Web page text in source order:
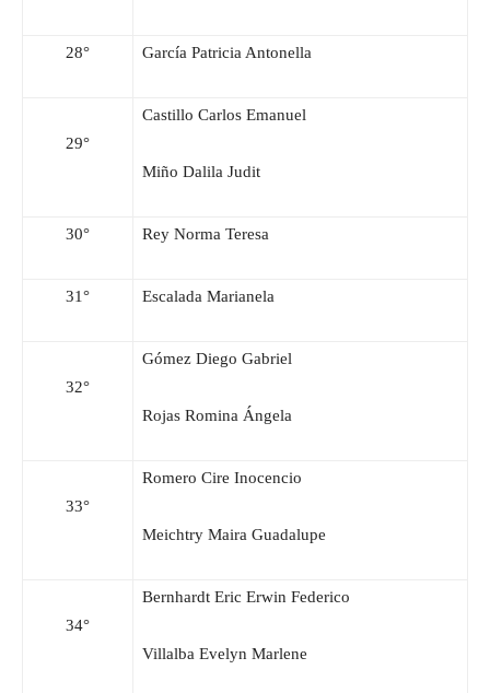
28° García Patricia Antonella
29°
Castillo Carlos Emanuel
Miño Dalila Judit
30° Rey Norma Teresa
31° Escalada Marianela
32°
Gómez Diego Gabriel
Rojas Romina Ángela
33°
Romero Cire Inocencio
Meichtry Maira Guadalupe
34°
Bernhardt Eric Erwin Federico
Villalba Evelyn Marlene